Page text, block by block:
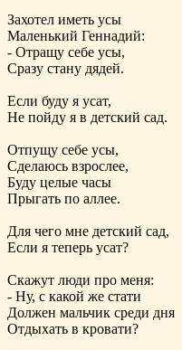
Захотел иметь усы
Маленький Геннадий:
- Отращу себе усы,
Сразу стану дядей.
Если буду я усат,
Не пойду я в детский сад.
Отпущу себе усы,
Сделаюсь взрослее,
Буду целые часы
Прыгать по аллее.
Для чего мне детский сад,
Если я теперь усат?
Скажут люди про меня:
- Ну, с какой же стати
Должен мальчик среди дня
Отдыхать в кровати?